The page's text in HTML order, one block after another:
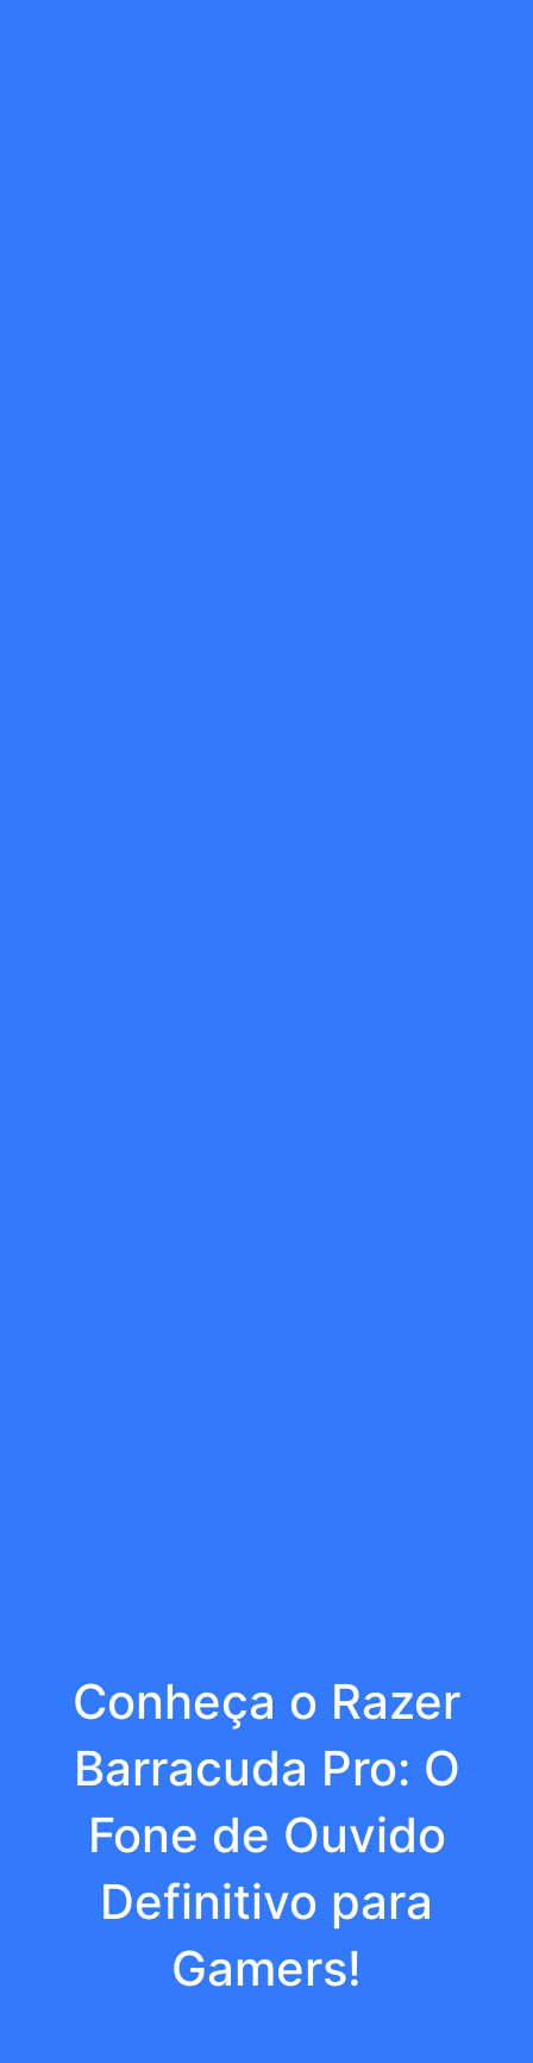
Conheça o Razer
Barracuda Pro: O
Fone de Ouvido
Definitivo para
Gamers!